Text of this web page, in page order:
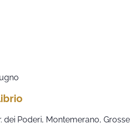
dei Poderi, Montemerano,